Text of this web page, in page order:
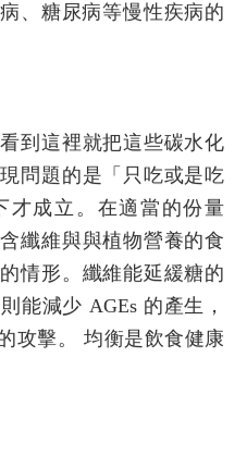
、糖尿病等慢性疾病的
到這裡就把這些碳水化
問題的是「只吃或是吃
才成立。在適當的份量
纖維與與植物營養的食
情形。纖維能延緩糖的
能減少 AGEs 的產生，
攻擊。 均衡是飲食健康